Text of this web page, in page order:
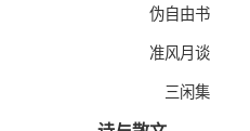
伪自由书
准风月谈
三闲集